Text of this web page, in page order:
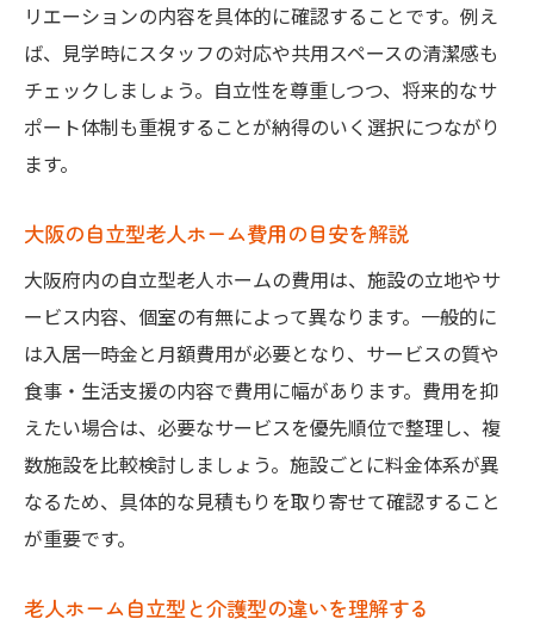
リエーションの内容を具体的に確認することです。例え
ば、見学時にスタッフの対応や共用スペースの清潔感も
チェックしましょう。自立性を尊重しつつ、将来的なサ
ポート体制も重視することが納得のいく選択につながり
ます。
大阪の自立型老人ホーム費用の目安を解説
大阪府内の自立型老人ホームの費用は、施設の立地やサ
ービス内容、個室の有無によって異なります。一般的に
は入居一時金と月額費用が必要となり、サービスの質や
食事・生活支援の内容で費用に幅があります。費用を抑
えたい場合は、必要なサービスを優先順位で整理し、複
数施設を比較検討しましょう。施設ごとに料金体系が異
なるため、具体的な見積もりを取り寄せて確認すること
が重要です。
老人ホーム自立型と介護型の違いを理解する